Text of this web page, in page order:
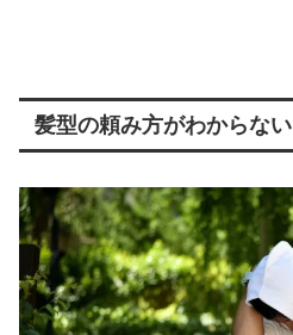
髪型の頼み方がわからない